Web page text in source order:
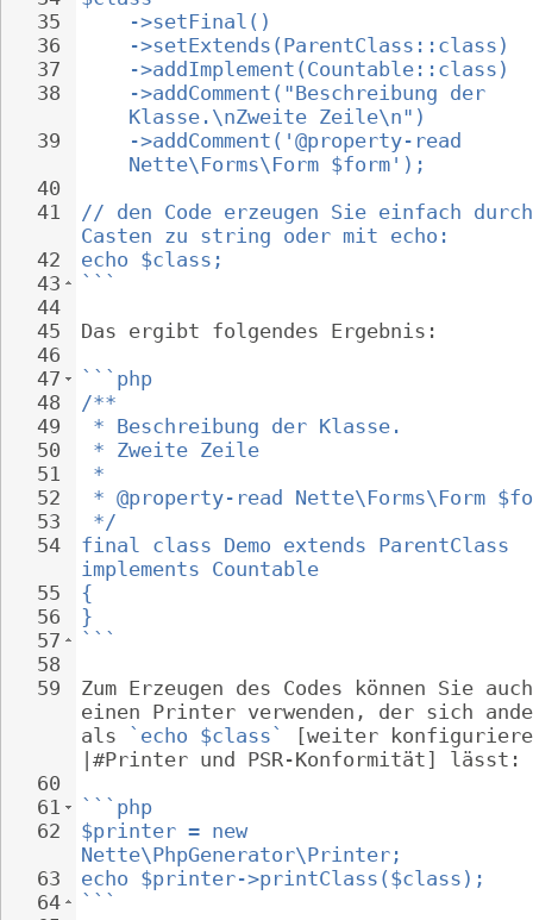
35
36
37
38
39
40
41
42
43
44
45
46
47
48
49
50
51
52
53
54
55
56
57
58
59
60
61
62
63
64
->setFinal()
->setExtends(ParentClass::class)
->addImplement(Countable::class)
->addComment("Beschreibung der
Klasse.\nZweite Zeile\n")
->addComment('@property-read
Nette\Forms\Form $form');
// den Code erzeugen Sie einfach
Casten zu string oder mit echo:
echo $class;
```
Das ergibt folgendes Ergebnis:
```php
/**
* Beschreibung der Klasse.
* Zweite Zeile
*
* @property-read Nette\Forms\Form
*/
final class Demo extends ParentClass
implements Countable
{
}
```
Zum Erzeugen des Codes können Sie
einen Printer verwenden, der sich
als
`echo $class`
[weiter
|#Printer und PSR-Konformität] lässt:
```php
$printer = new
Nette\PhpGenerator\Printer;
echo $printer->printClass($class);
```